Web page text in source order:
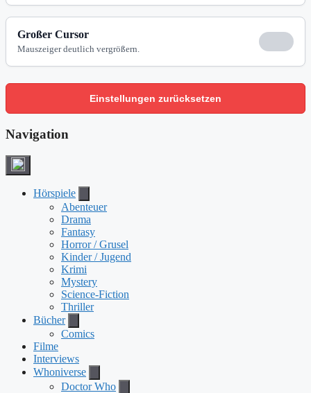
Großer Cursor
Mauszeiger deutlich vergrößern.
Einstellungen zurücksetzen
Navigation
Hörspiele
Abenteuer
Drama
Fantasy
Horror / Grusel
Kinder / Jugend
Krimi
Mystery
Science-Fiction
Thriller
Bücher
Comics
Filme
Interviews
Whoniverse
Doctor Who